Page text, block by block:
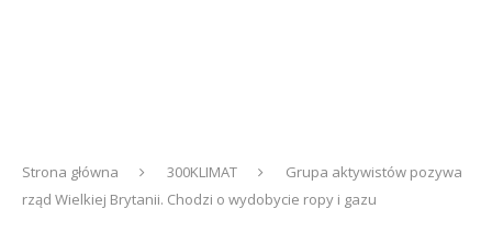
Strona główna 300KLIMAT
Grupa aktywistów pozywa
rząd Wielkiej Brytanii. Chodzi o wydobycie ropy i gazu